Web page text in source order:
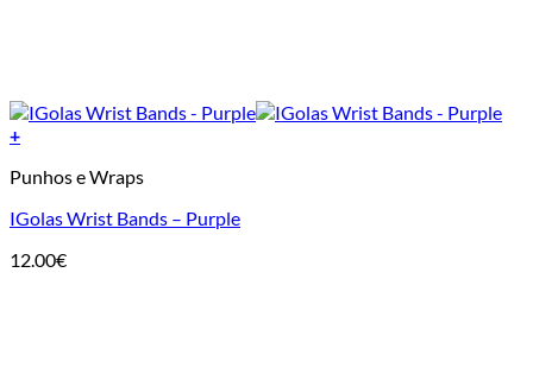
+
Punhos e Wraps
IGolas Wrist Bands – Purple
12.00€